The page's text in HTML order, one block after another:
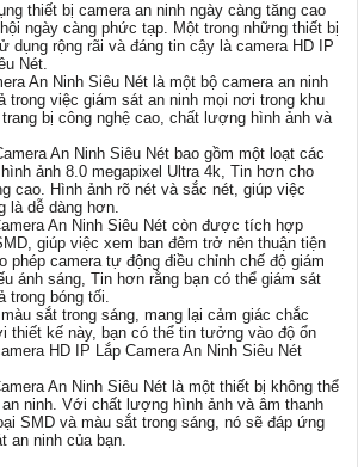
thiết bị camera an ninh ngày càng tăng cao
ngày càng phức tạp. Một trong những thiết bị
dụng rộng rãi và đáng tin cậy là camera HD IP
Nét.
An Ninh Siêu Nét là một bộ camera an ninh
trong việc giám sát an ninh mọi nơi trong khu
bị công nghệ cao, chất lượng hình ảnh và
An Ninh Siêu Nét bao gồm một loạt các
ảnh 8.0 megapixel Ultra 4k, Tin hơn cho
cao. Hình ảnh rõ nét và sắc nét, giúp việc
là dễ dàng hơn.
An Ninh Siêu Nét còn được tích hợp
giúp việc xem ban đêm trở nên thuận tiện
phép camera tự động điều chỉnh chế độ giám
ánh sáng, Tin hơn rằng bạn có thể giám sát
trong bóng tối.
sắt trong sáng, mang lại cảm giác chắc
thiết kế này, bạn có thể tin tưởng vào độ ổn
HD IP Lắp Camera An Ninh Siêu Nét
An Ninh Siêu Nét là một thiết bị không thể
ninh. Với chất lượng hình ảnh và âm thanh
SMD và màu sắt trong sáng, nó sẽ đáp ứng
an ninh của bạn.